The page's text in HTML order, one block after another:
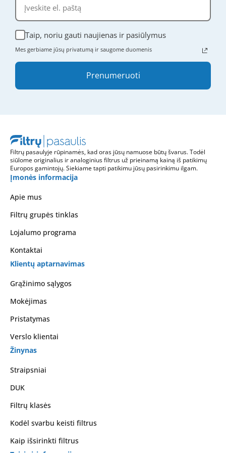
Taip, noriu gauti naujienas ir pasiūlymus
Mes gerbiame jūsų privatumą ir saugome duomenis
Prenumeruoti
Filtrų pasaulyje rūpinamės, kad oras jūsų namuose būtų švarus. Todėl
siūlome originalius ir analoginius filtrus už prieinamą kainą iš patikimų
Europos gamintojų. Siekiame tapti patikimu jūsų pasirinkimu ilgam.
Įmonės informacija
Apie mus
Filtrų grupės tinklas
Lojalumo programa
Kontaktai
Klientų aptarnavimas
Grąžinimo sąlygos
Mokėjimas
Pristatymas
Verslo klientai
Žinynas
Straipsniai
DUK
Filtrų klasės
Kodėl svarbu keisti filtrus
Kaip išsirinkti filtrus